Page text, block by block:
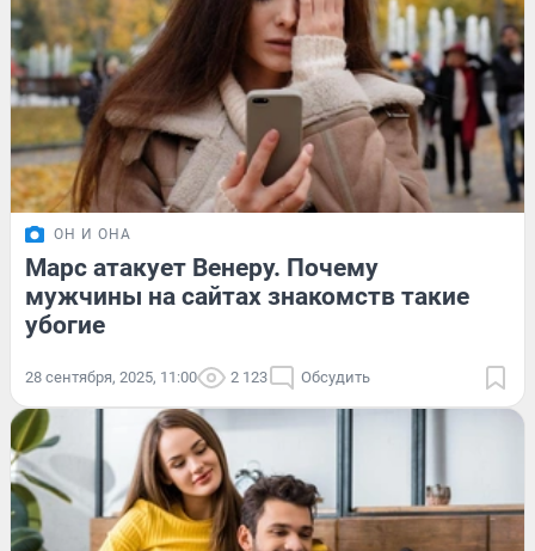
ОН И ОНА
Марс атакует Венеру. Почему
мужчины на сайтах знакомств такие
убогие
28 сентября, 2025, 11:00 2 123 Обсудить